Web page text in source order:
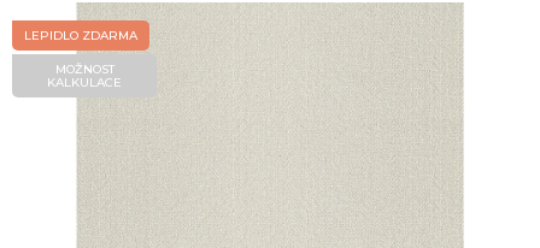
LEPIDLO ZDARMA
MOŽNOST
KALKULACE